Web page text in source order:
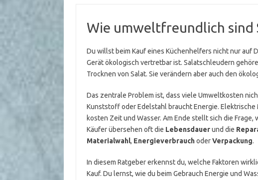
Wie umweltfreundlich sind
Du willst beim Kauf eines Küchenhelfers nicht nur auf
Gerät ökologisch vertretbar ist. Salatschleudern
Trocknen von Salat. Sie verändern aber auch den
Das zentrale Problem ist, dass viele Umweltkosten
Kunststoff oder Edelstahl braucht Energie.
kosten Zeit und Wasser. Am Ende stellt sich die
Käufer übersehen oft die Lebensdauerund die
Materialwahl, EnergieverbrauchoderVerpackung.
In diesem Ratgeber erkennst du, welche Faktoren
Kauf. Du lernst, wie du beim Gebrauch Energie und